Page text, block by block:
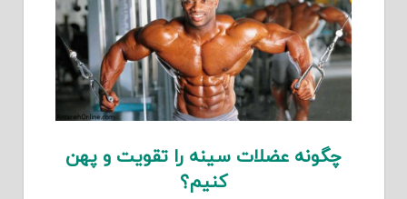
چگونه عضلات سینه را تقویت و پهن
کنیم؟